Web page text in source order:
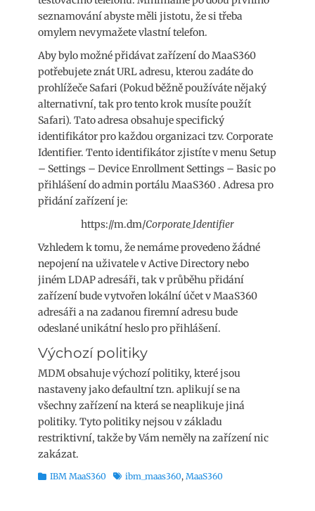
seznamování abyste měli jistotu, že si třeba
omylem nevymažete vlastní telefon.
Aby bylo možné přidávat zařízení do MaaS360
potřebujete znát URL adresu, kterou zadáte do
prohlížeče Safari (Pokud běžně používáte nějaký
alternativní, tak pro tento krok musíte použít
Safari). Tato adresa obsahuje specifický
identifikátor pro každou organizaci tzv. Corporate
Identifier. Tento identifikátor zjistíte v menu Setup
– Settings – Device Enrollment Settings – Basic po
přihlášení do admin portálu MaaS360 . Adresa pro
přidání zařízení je:
https://m.dm/Corporate_Identifier
Vzhledem k tomu, že nemáme provedeno žádné
nepojení na uživatele v Active Directory nebo
jiném LDAP adresáři, tak v průběhu přidání
zařízení bude vytvořen lokální účet v MaaS360
adresáři a na zadanou firemní adresu bude
odeslané unikátní heslo pro přihlášení.
Výchozí politiky
MDM obsahuje výchozí politiky, které jsou
nastaveny jako defaultní tzn. aplikují se na
všechny zařízení na která se neaplikuje jiná
politiky. Tyto politiky nejsou v základu
restriktivní, takže by Vám neměly na zařízení nic
zakázat.
Rubriky
IBM MaaS360 Štítkyibm_maas360, MaaS360